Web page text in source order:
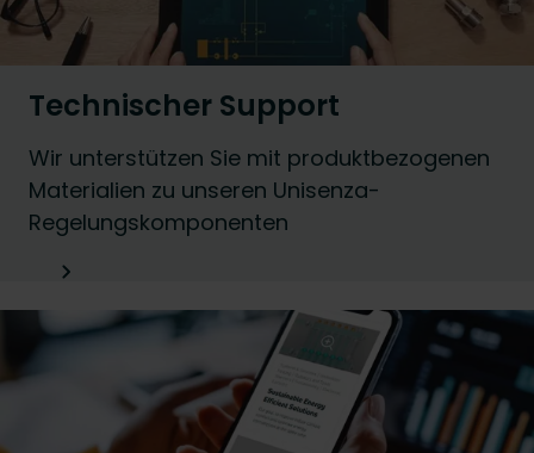
Technischer Support
Wir unterstützen Sie mit produktbezogenen
Materialien zu unseren Unisenza-
Regelungskomponenten